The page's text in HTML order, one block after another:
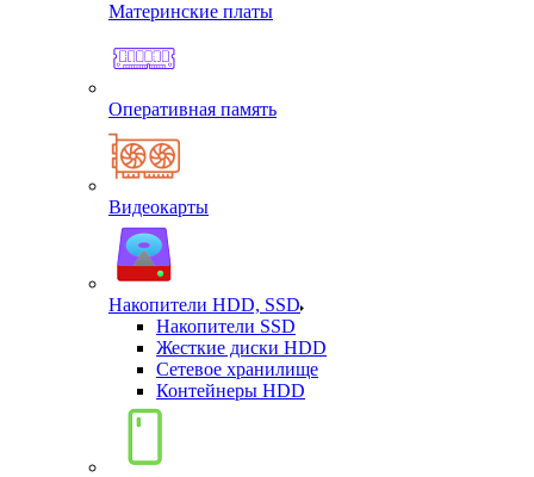
Материнские платы
Оперативная память
Видеокарты
Накопители HDD, SSD
Накопители SSD
Жесткие диски HDD
Сетевое хранилище
Контейнеры HDD